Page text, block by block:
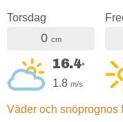
Torsdag
0 cm
16.4°
1.8 m/s
Väder och snöprognos